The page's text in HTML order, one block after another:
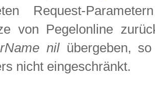
Request-
von Pegelonline
nilübergeben, so
nicht eingeschränkt.